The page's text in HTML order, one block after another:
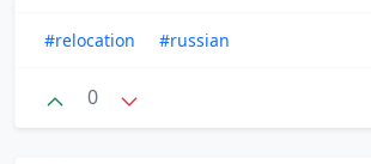
#relocation #russian
0